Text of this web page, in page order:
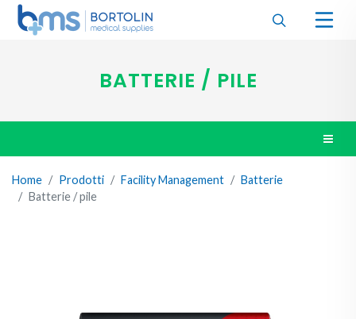
BATTERIE / PILE
Home Prodotti Facility Management
Batterie
Batterie / pile